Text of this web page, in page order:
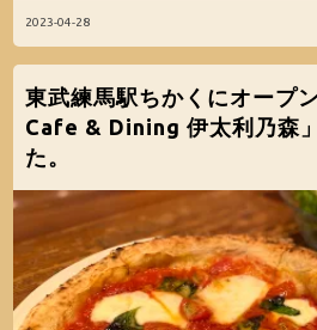
2023-04-28
東武練馬駅ちかくにオープ
Cafe & Dining 伊太利乃森
た。